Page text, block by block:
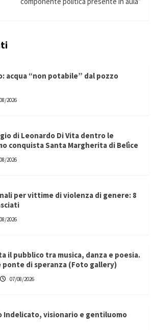
acqua “non potabile” dal pozzo
2026
di Leonardo Di Vita dentro le
conquista Santa Margherita di Belìce
2026
per vittime di violenza di genere: 8
2026
il pubblico tra musica, danza e poesia.
ponte di speranza (Foto gallery)
07/08/2026
Indelicato, visionario e gentiluomo